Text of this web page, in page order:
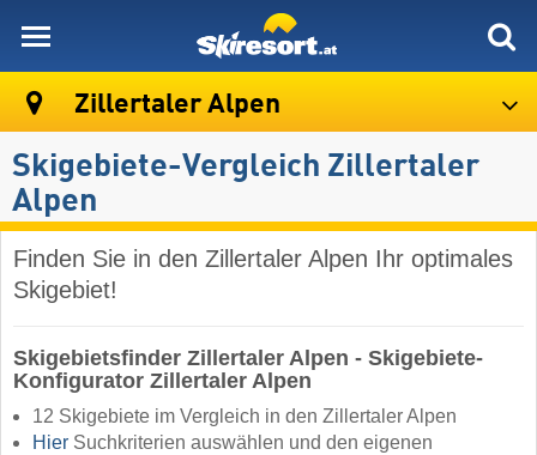
Zillertaler Alpen
Skigebiete-Vergleich Zillertaler
Alpen
Finden Sie in den Zillertaler Alpen Ihr optimales
Skigebiet!
Skigebietsfinder Zillertaler Alpen - Skigebiete-
Konfigurator Zillertaler Alpen
12 Skigebiete im Vergleich in den Zillertaler Alpen
Hier Suchkriterien auswählen und den eigenen